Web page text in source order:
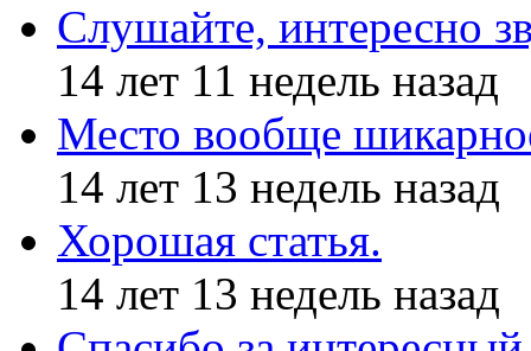
Слушайте, интересно
14 лет 11 недель назад
Место вообще
14 лет 13 недель назад
Хорошая статья.
14 лет 13 недель назад